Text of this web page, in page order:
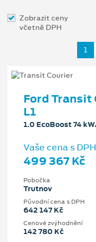
Zobrazit ceny
včetně DPH
1
Ford Transit
L1
1.0 EcoBoost 74
Vaše cena s DPH
499 367 Kč
Pobočka
Trutnov
Původní cena s DPH
642 147 Kč
Cenové zvýhodnění
142 780 Kč